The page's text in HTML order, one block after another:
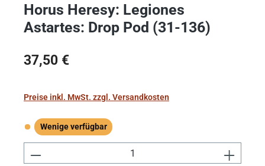
Horus Heresy: Legiones
Astartes: Drop Pod (31-136)
Regulärer Preis:
37,50 €
Preise inkl. MwSt. zzgl. Versandkosten
Wenige verfügbar
Wenige verfügbar
Produkt Anzahl: Gib den gewünschten